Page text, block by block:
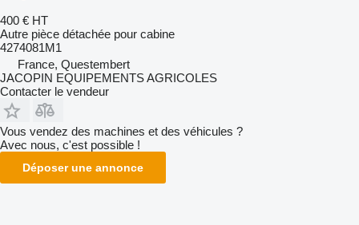
400 € HT
Autre pièce détachée pour cabine
4274081M1
France, Questembert
JACOPIN EQUIPEMENTS AGRICOLES
Contacter le vendeur
Vous vendez des machines et des véhicules ?
Avec nous, c'est possible !
Déposer une annonce